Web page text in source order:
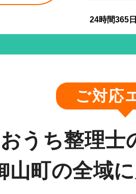
24時間365
ご対応
おうち整理士
山町の全域